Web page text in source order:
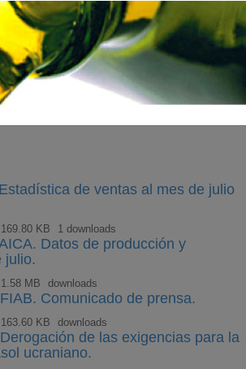
de ventas al mes de julio
169.80 KB 1 downloads
Datos de producción y
julio.
1.58 MB downloads
Comunicado de prensa.
163.60 KB downloads
de las exigencias para la
ucraniano.